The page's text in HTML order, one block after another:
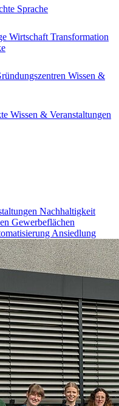
Sprache
Wirtschaft Transformation
Wissen &
Wissen & Veranstaltungen
Nachhaltigkeit
Gewerbeflächen
Ansiedlung